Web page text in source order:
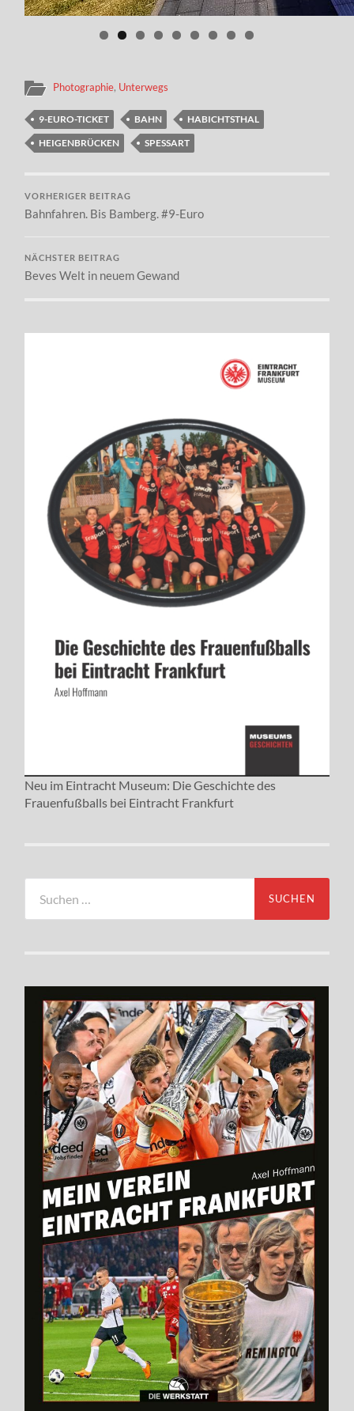
Photographie, Unterwegs
9-EURO-TICKET BAHN
HABICHTSTHAL
HEIGENBRÜCKEN
SPESSART
VORHERIGER BEITRAG
Bahnfahren. Bis Bamberg. #9-Euro
NÄCHSTER BEITRAG
Beves Welt in neuem Gewand
Neu im Eintracht Museum: Die Geschichte des
Frauenfußballs bei Eintracht Frankfurt
nach: